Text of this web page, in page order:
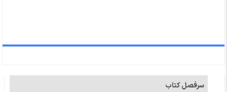
سرفصل کتاب